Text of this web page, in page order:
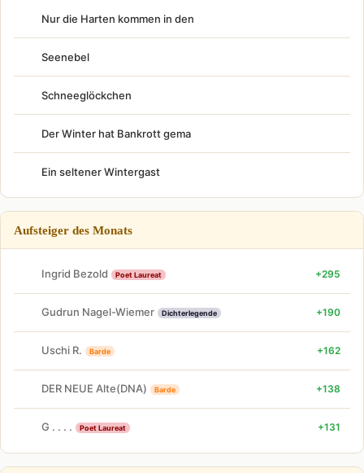
Nur die Harten kommen in den
Seenebel
Schneeglöckchen
Der Winter hat Bankrott gema
Ein seltener Wintergast
Aufsteiger des Monats
Ingrid Bezold Poet Laureat +295
Gudrun Nagel-Wiemer Dichterlegende +190
Uschi R. Barde +162
DER NEUE Alte(DNA) Barde +138
G . . . . Poet Laureat +131